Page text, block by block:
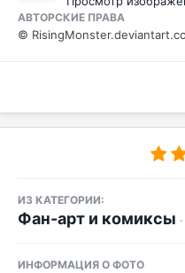
АВТОРСКИЕ ПРАВА
©
ИЗ КАТЕГОРИИ:
Фан-арт и комиксы
ИНФОРМАЦИЯ О ФОТО